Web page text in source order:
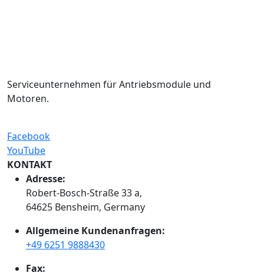
Serviceunternehmen für Antriebsmodule und
Motoren.
Facebook
YouTube
KONTAKT
Adresse:
Robert-Bosch-Straße 33 a,
64625 Bensheim, Germany
Allgemeine Kundenanfragen:
+49 6251 9888430
Fax: